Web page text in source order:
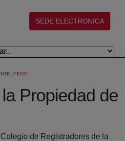
(abre en nueva ventana)
SEDE ELECTRONICA
PEGO
Propiedad de
de Registradores de la